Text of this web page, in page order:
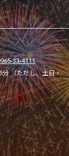
33-4111
（ただし、土日・